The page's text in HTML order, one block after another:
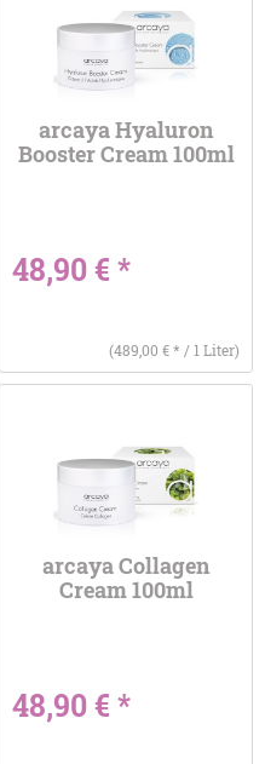
arcaya Hyaluron
Booster Cream 100ml
48,90 € *
(489,00 € * / 1 Liter)
arcaya Collagen
Cream 100ml
48,90 € *